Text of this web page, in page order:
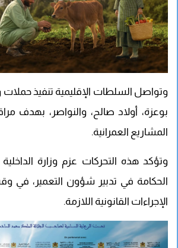
وتواصل السلطات الإقليمية تنفيذ
بوعزة، أولاد صالح، والنواصر، بهدف
المشاريع العمرانية.
وتؤكد هذه التحركات عزم وزارة
الحكامة في تدبير شؤون التعمير، في
الإجراءات القانونية اللازمة.